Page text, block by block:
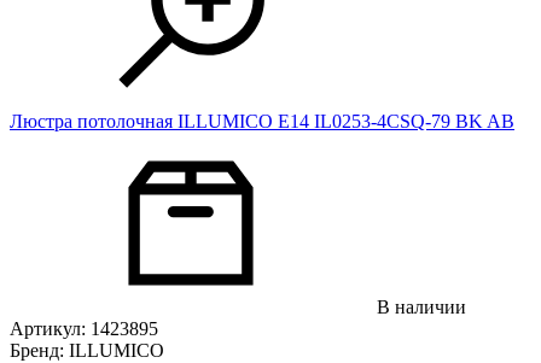
Люстра потолочная ILLUMICO E14 IL0253-4CSQ-79 BK AB
В наличии
Артикул: 1423895
Бренд: ILLUMICO